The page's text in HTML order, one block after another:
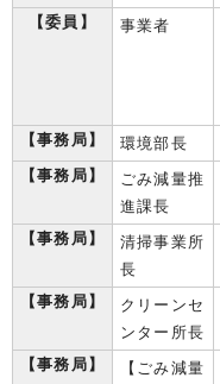
【委員】
事業者
【事務局】
環境部長
【事務局】
ごみ減量推
進課長
【事務局】
清掃事業所
長
【事務局】
クリーンセ
ンター所長
【事務局】
【ごみ減量